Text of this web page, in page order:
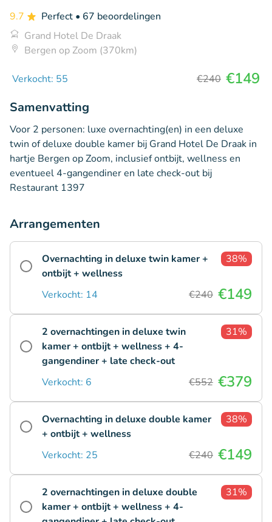
9.7 Perfect • 67 beoordelingen
Grand Hotel De Draak
Bergen op Zoom (370km)
Verkocht: 55 €240 €149
Samenvatting
Voor 2 personen: luxe overnachting(en) in een deluxe
twin of deluxe double kamer bij Grand Hotel De Draak in
hartje Bergen op Zoom, inclusief ontbijt, wellness en
eventueel 4-gangendiner en late check-out bij
Restaurant 1397
Arrangementen
Overnachting in deluxe twin kamer +
ontbijt + wellness
38%
Verkocht: 14 €240 €149
2 overnachtingen in deluxe twin
kamer + ontbijt + wellness + 4-
gangendiner + late check-out
31%
Verkocht: 6 €552 €379
Overnachting in deluxe double kamer
+ ontbijt + wellness
38%
Verkocht: 25 €240 €149
2 overnachtingen in deluxe double
kamer + ontbijt + wellness + 4-
31%